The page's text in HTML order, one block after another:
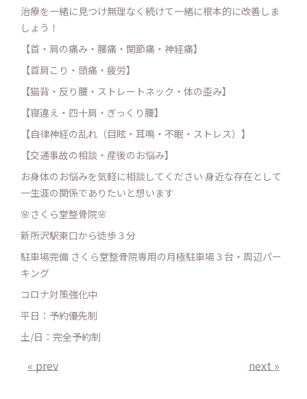
治療を一緒に見つけ無理なく続けて一緒に根本的に改善しま
しょう！
【首・肩の痛み・腰痛・関節痛・神経痛】
【首肩こり・頭痛・疲労】
【猫背・反り腰・ストレートネック・体の歪み】
【寝違え・四十肩・ぎっくり腰】
【自律神経の乱れ（目眩・耳鳴・不眠・ストレス）】
【交通事故の相談・産後のお悩み】
お身体のお悩みを気軽に相談してください 身近な存在として
一生涯の関係でありたいと想います
🌸さくら堂整骨院🌸
新所沢駅東口から徒歩３分
駐車場完備 さくら堂整骨院専用の月極駐車場３台・周辺パー
キング
コロナ対策強化中
平日：予約優先制
土/日：完全予約制
« prev next »